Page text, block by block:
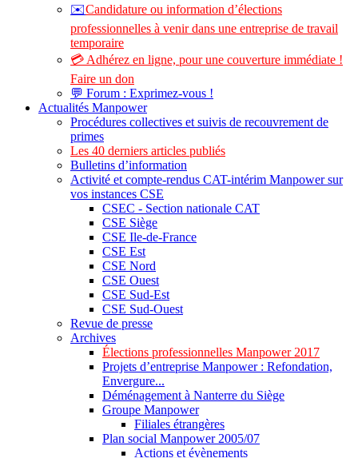
✉️Candidature ou information d’élections
professionnelles à venir dans une entreprise de travail
temporaire
💳 Adhérez en ligne, pour une couverture immédiate !
Faire un don
💬 Forum : Exprimez-vous !
Actualités Manpower
Procédures collectives et suivis de recouvrement de
primes
Les 40 derniers articles publiés
Bulletins d’information
Activité et compte-rendus CAT-intérim Manpower sur
vos instances CSE
CSEC - Section nationale CAT
CSE Siège
CSE Ile-de-France
CSE Est
CSE Nord
CSE Ouest
CSE Sud-Est
CSE Sud-Ouest
Revue de presse
Archives
Élections professionnelles Manpower 2017
Projets d’entreprise Manpower : Refondation,
Envergure...
Déménagement à Nanterre du Siège
Groupe Manpower
Filiales étrangères
Plan social Manpower 2005/07
Actions et évènements